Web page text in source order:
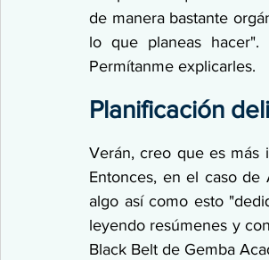
de manera bastante
lo que planeas
Permítanme explicarles.
Planificación
Verán, creo que es más
Entonces, en el caso de
algo así como esto
leyendo resúmenes y
Black Belt de Gemba